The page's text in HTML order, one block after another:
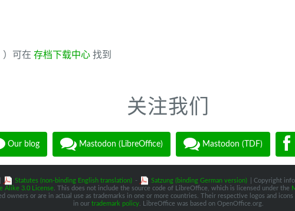
）可在 存档下载中心 找到
关注我们
Our blog Mastodon (LibreOffice) Mastodon (TDF)
Statutes (non-binding English translation) - Satzung (binding German version)
| Copyright
Alike 3.0 License . This does not include the source code of LibreOffice, which is licensed under the
owners or are in actual use as trademarks in one or more countries. Their respective logos and
in our trademark policy. LibreOffice was based on OpenOffice.org.